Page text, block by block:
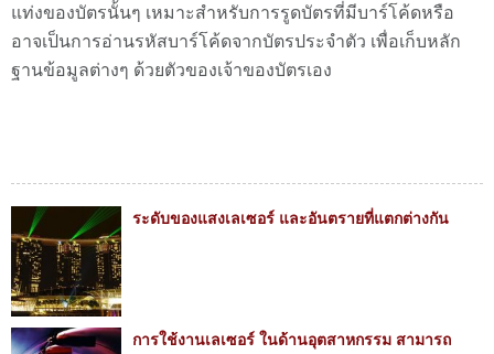
แท่งของบัตรนั้นๆ เหมาะสำหรับการรูดบัตรที่มีบาร์โค้ดหรือ
อาจเป็นการอ่านรหัสบาร์โค้ดจากบัตรประจำตัว เพื่อเก็บหลัก
ฐานข้อมูลต่างๆ ด้วยตัวของเจ้าของบัตรเอง
ระดับของแสงเลเซอร์ และอันตรายที่แตกต่างกัน
การใช้งานเลเซอร์ ในด้านอุตสาหกรรม สามารถ